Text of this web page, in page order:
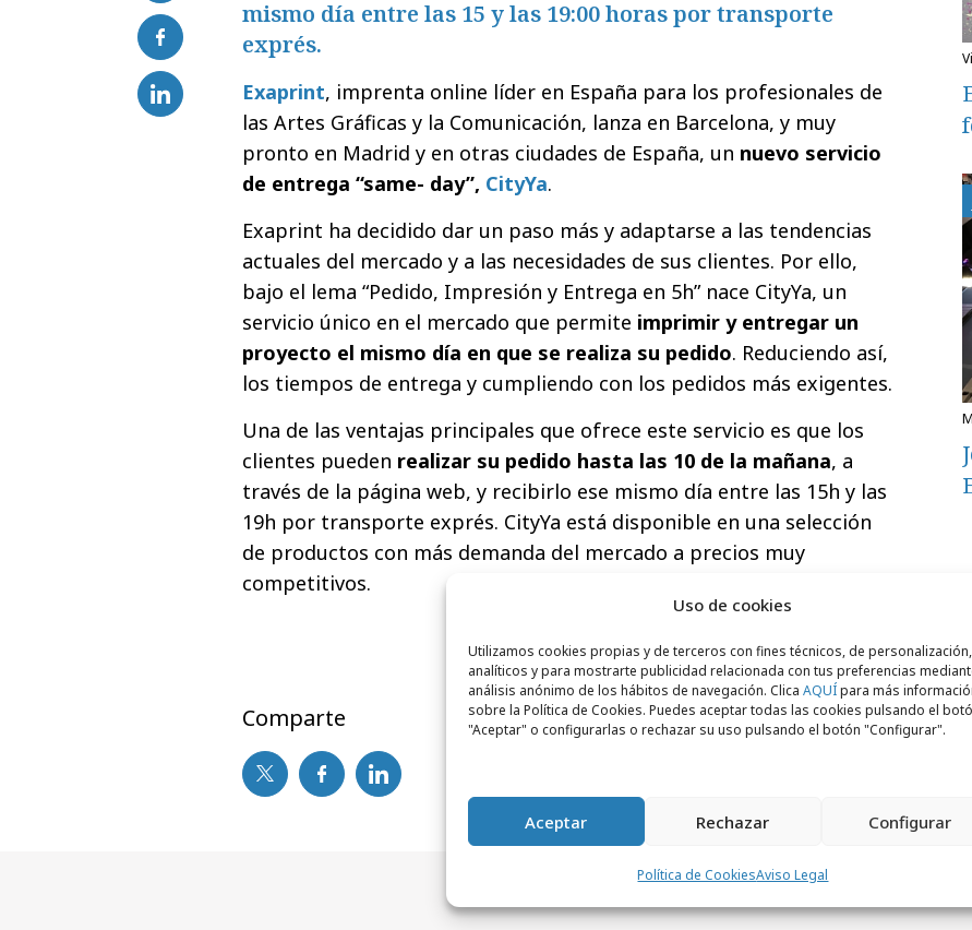
Uso de cookies
Utilizamos cookies propias y de terceros con fines técnicos, de personalización,
analíticos y para mostrarte publicidad relacionada con tus preferencias
análisis anónimo de los hábitos de navegación. Clica AQUÍpara más
sobre la Política de Cookies. Puedes aceptar todas las cookies pulsando el
"Aceptar" o configurarlas o rechazar su uso pulsando el botón "Configurar".
Aceptar Rechazar Configurar
Política de CookiesAviso Legal
mismo día entre las 15 y las 19:00 horas por transporte
exprés.
Exaprint, imprenta online líder en España para los profesionales de
las Artes Gráficas y la Comunicación, lanza en Barcelona, y muy
pronto en Madrid y en otras ciudades de España, un nuevo servicio
de entrega “same- day”, CityYa.
Exaprint ha decidido dar un paso más y adaptarse a las tendencias
actuales del mercado y a las necesidades de sus clientes. Por ello,
bajo el lema “Pedido, Impresión y Entrega en 5h” nace CityYa, un
servicio único en el mercado que permite imprimir y entregar un
proyecto el mismo día en que se realiza su pedido. Reduciendo así,
los tiempos de entrega y cumpliendo con los pedidos más exigentes.
Una de las ventajas principales que ofrece este servicio es que los
clientes pueden realizar su pedido hasta las 10 de la mañana, a
través de la página web, y recibirlo ese mismo día entre las 15h y las
19h por transporte exprés. CityYa está disponible en una selección
de productos con más demanda del mercado a precios muy
competitivos.
Comparte